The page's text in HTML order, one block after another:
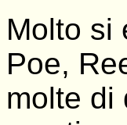
Molto si
Poe,
molte di